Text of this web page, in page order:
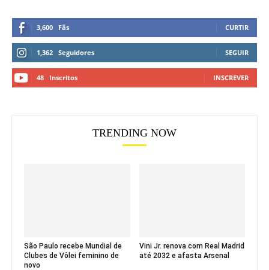
3,600 Fãs CURTIR
1,362 Seguidores SEGUIR
48 Inscritos INSCREVER
TRENDING NOW
São Paulo recebe Mundial de
Clubes de Vôlei feminino de
novo
Vini Jr. renova com Real Madrid
até 2032 e afasta Arsenal